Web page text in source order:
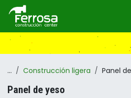
Ir al contenido
... Construcción ligera Panel
Panel de yeso